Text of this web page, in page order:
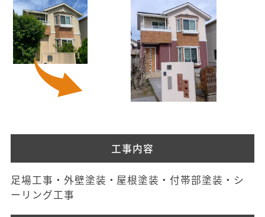
工事内容
足場工事・外壁塗装・屋根塗装・付帯部塗装・シ
ーリング工事